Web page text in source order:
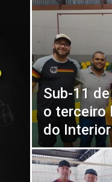
Sub-11
o terceiro
do Interior